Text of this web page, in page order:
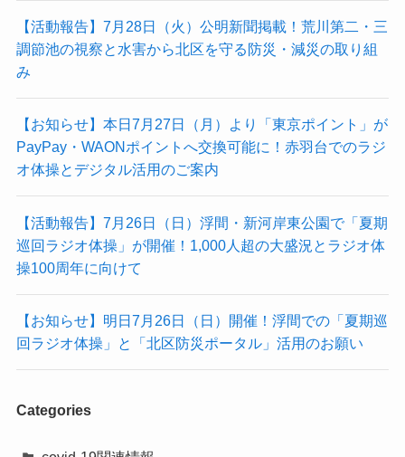
【活動報告】7月28日（火）公明新聞掲載！荒川第二・三
調節池の視察と水害から北区を守る防災・減災の取り組
み
【お知らせ】本日7月27日（月）より「東京ポイント」が
PayPay・WAONポイントへ交換可能に！赤羽台でのラジ
オ体操とデジタル活用のご案内
【活動報告】7月26日（日）浮間・新河岸東公園で「夏期
巡回ラジオ体操」が開催！1,000人超の大盛況とラジオ体
操100周年に向けて
【お知らせ】明日7月26日（日）開催！浮間での「夏期巡
回ラジオ体操」と「北区防災ポータル」活用のお願い
Categories